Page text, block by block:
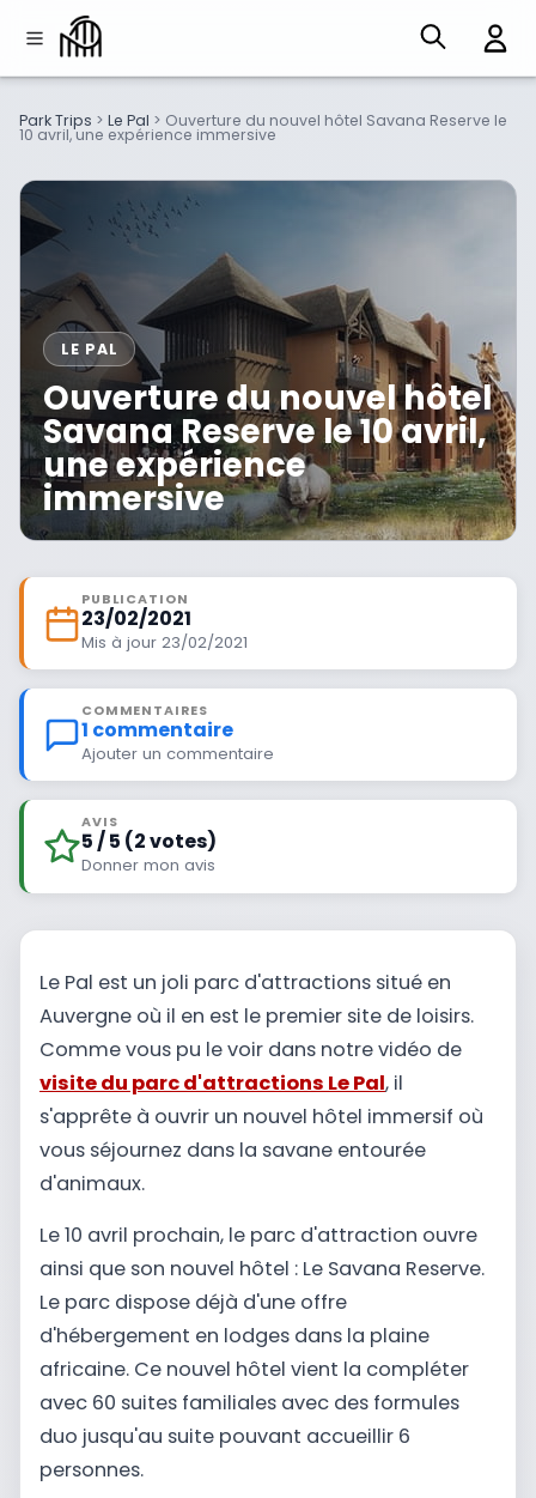
Park Trips > Le Pal > Ouverture du nouvel hôtel Savana Reserve le
10 avril, une expérience immersive
LE PAL
Ouverture du nouvel hôtel
Savana Reserve le 10 avril,
une expérience
immersive
PUBLICATION
23/02/2021
Mis à jour 23/02/2021
COMMENTAIRES
1 commentaire
Ajouter un commentaire
AVIS
5 / 5 (2 votes)
Donner mon avis
Le Pal est un joli parc d'attractions situé en
Auvergne où il en est le premier site de loisirs.
Comme vous pu le voir dans notre vidéo de
visite du parc d'attractions Le Pal, il
s'apprête à ouvrir un nouvel hôtel immersif où
vous séjournez dans la savane entourée
d'animaux.
Le 10 avril prochain, le parc d'attraction ouvre
ainsi que son nouvel hôtel : Le Savana Reserve.
Le parc dispose déjà d'une offre
d'hébergement en lodges dans la plaine
africaine. Ce nouvel hôtel vient la compléter
avec 60 suites familiales avec des formules
duo jusqu'au suite pouvant accueillir 6
personnes.